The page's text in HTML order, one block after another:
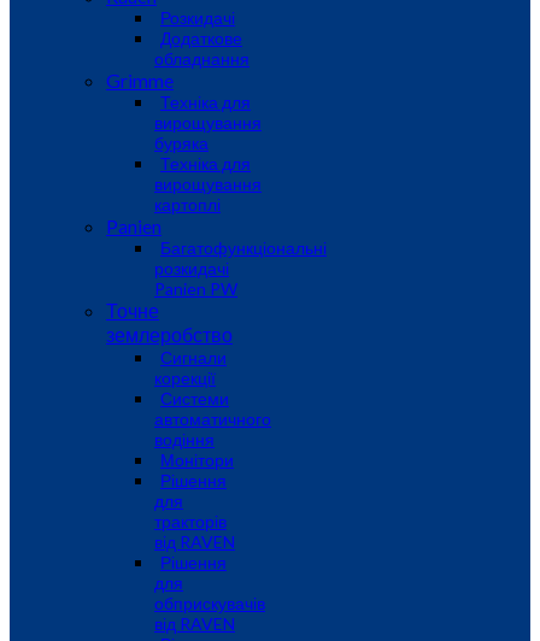
Розкидачі
Додаткове
обладнання
Grimme
Техніка для
вирощування
буряка
Техніка для
вирощування
картоплі
Panien
Багатофункціональні
розкидачі
Panien PW
Точне
землеробство
Сигнали
корекції
Системи
автоматичного
водіння
Монітори
Рішення
для
тракторів
від RAVEN
Рішення
для
обприскувачів
від RAVEN